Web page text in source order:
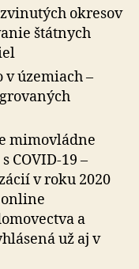
okresov
štátnych
územiach –
mimovládne
COVID-19 –
v roku 2020
online
a
už aj v